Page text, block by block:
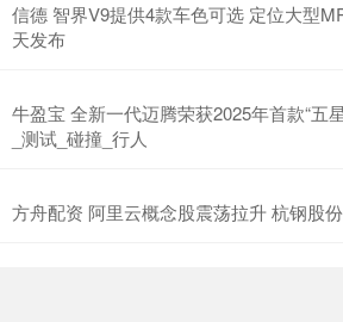
信德 智界V9提供4款车色可选 定位大型
天发布
牛盈宝 全新一代迈腾荣获2025年首款“五
_测试_碰撞_行人
方舟配资 阿里云概念股震荡拉升 杭钢股